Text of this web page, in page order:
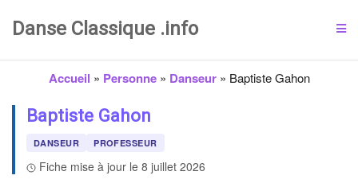
Danse Classique .info
Accueil » Personne» Danseur» Baptiste Gahon
Baptiste Gahon
DANSEUR PROFESSEUR
Fiche mise à jour le 8 juillet 2026